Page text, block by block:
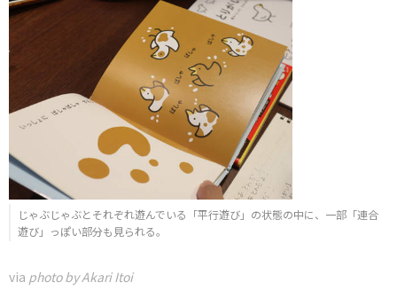
じゃぶじゃぶとそれぞれ遊んでいる「平行遊び」の状態の中に、一部「連合
遊び」っぽい部分も見られる。
via photo by Akari Itoi